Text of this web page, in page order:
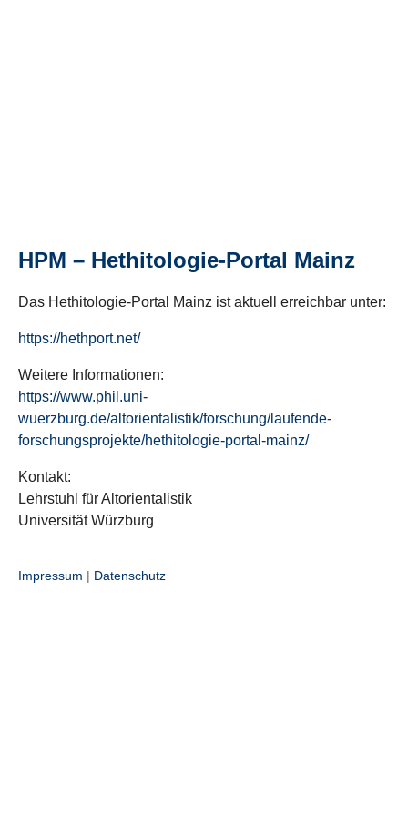
HPM – Hethitologie-Portal Mainz
Das Hethitologie-Portal Mainz ist aktuell erreichbar unter:
https://hethport.net/
Weitere Informationen:
https://www.phil.uni-
wuerzburg.de/altorientalistik/forschung/laufende-
forschungsprojekte/hethitologie-portal-mainz/
Kontakt:
Lehrstuhl für Altorientalistik
Universität Würzburg
Impressum | Datenschutz